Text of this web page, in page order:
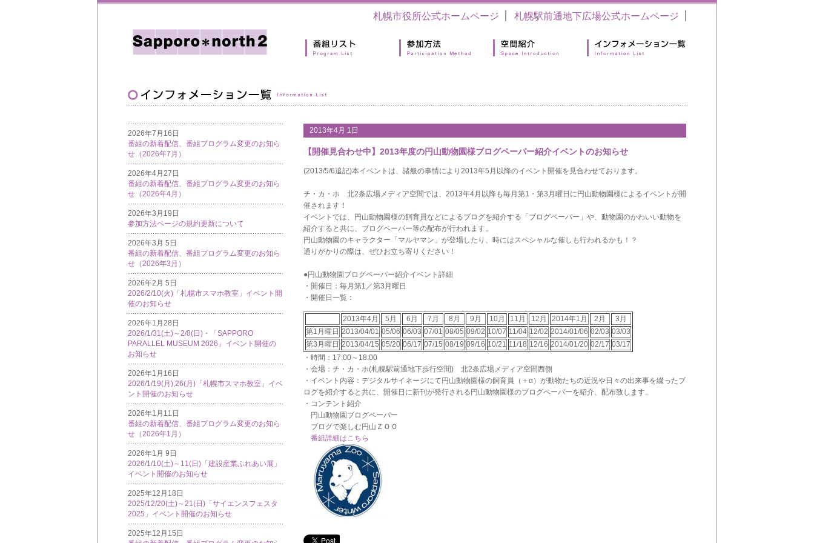
札幌市役所公式ホームページ 札幌駅前通地下広場公式ホームページ
2026年7月16日
番組の新着配信、番組プログラム変更のお知ら
せ（2026年7月）
2026年4月27日
番組の新着配信、番組プログラム変更のお知ら
せ（2026年4月）
2026年3月19日
参加方法ページの規約更新について
2026年3月 5日
番組の新着配信、番組プログラム変更のお知ら
せ（2026年3月）
2026年2月 5日
2026/2/10(火)「札幌市スマホ教室」イベント開
催のお知らせ
2026年1月28日
2026/1/31(土)～2/8(日)・「SAPPORO
PARALLEL MUSEUM 2026」イベント開催の
お知らせ
2026年1月16日
2026/1/19(月),26(月)「札幌市スマホ教室」イベ
ント開催のお知らせ
2026年1月11日
番組の新着配信、番組プログラム変更のお知ら
せ（2026年1月）
2026年1月 9日
2026/1/10(土)～11(日)「建設産業ふれあい展」
イベント開催のお知らせ
2025年12月18日
2025/12/20(土)～21(日)「サイエンスフェスタ
2025」イベント開催のお知らせ
2025年12月15日
2013年4月 1日
【開催見合わせ中】2013年度の円山動物園様ブログペーパー紹介イベントのお知らせ
(2013/5/6追記)本イベントは、諸般の事情により2013年5月以降のイベント開催を見合わせております。
チ・カ・ホ 北2条広場メディア空間では、2013年4月以降も毎月第1・第3月曜日に円山動物園様によるイベントが開
催されます！
イベントでは、円山動物園様の飼育員などによるブログを紹介する「ブログペーパー」や、動物園のかわいい動物を
紹介すると共に、ブログペーパー等の配布が行われます。
円山動物園のキャラクター「マルヤマン」が登場したり、時にはスペシャルな催しも行われるかも！？
通りがかりの際は、ぜひお立ち寄りください！
●円山動物園ブログペーパー紹介イベント詳細
・開催日：毎月第1／第3月曜日
・開催日一覧：
2013年4月 5月 6月 7月 8月 9月 10月 11月 12月 2014年1月 2月
3月
第1月曜日 2013/04/01 05/06 06/03 07/01 08/05 09/02 10/07 11/04 12/02 2014/01/06 02/03 03/03
第3月曜日 2013/04/15 05/20 06/17 07/15 08/19 09/16 10/21 11/18 12/16 2014/01/20 02/17 03/17
・時間：17:00～18:00
・会場：チ・カ・ホ(札幌駅前通地下歩行空間) 北2条広場メディア空間西側
・イベント内容：デジタルサイネージにて円山動物園様の飼育員（＋α）が動物たちの近況や日々の出来事を綴ったブ
ログを紹介すると共に、開催日に新刊が発行される円山動物園様のブログペーパーを紹介、配布致します。
・コンテント紹介
円山動物園ブログペーパー
ブログで楽しむ円山ＺＯＯ
番組詳細はこちら